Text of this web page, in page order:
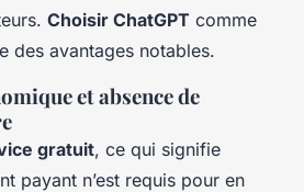
Choisir ChatGPT comme
des avantages notables.
et absence de
gratuit, ce qui signifie
payant n’est requis pour en